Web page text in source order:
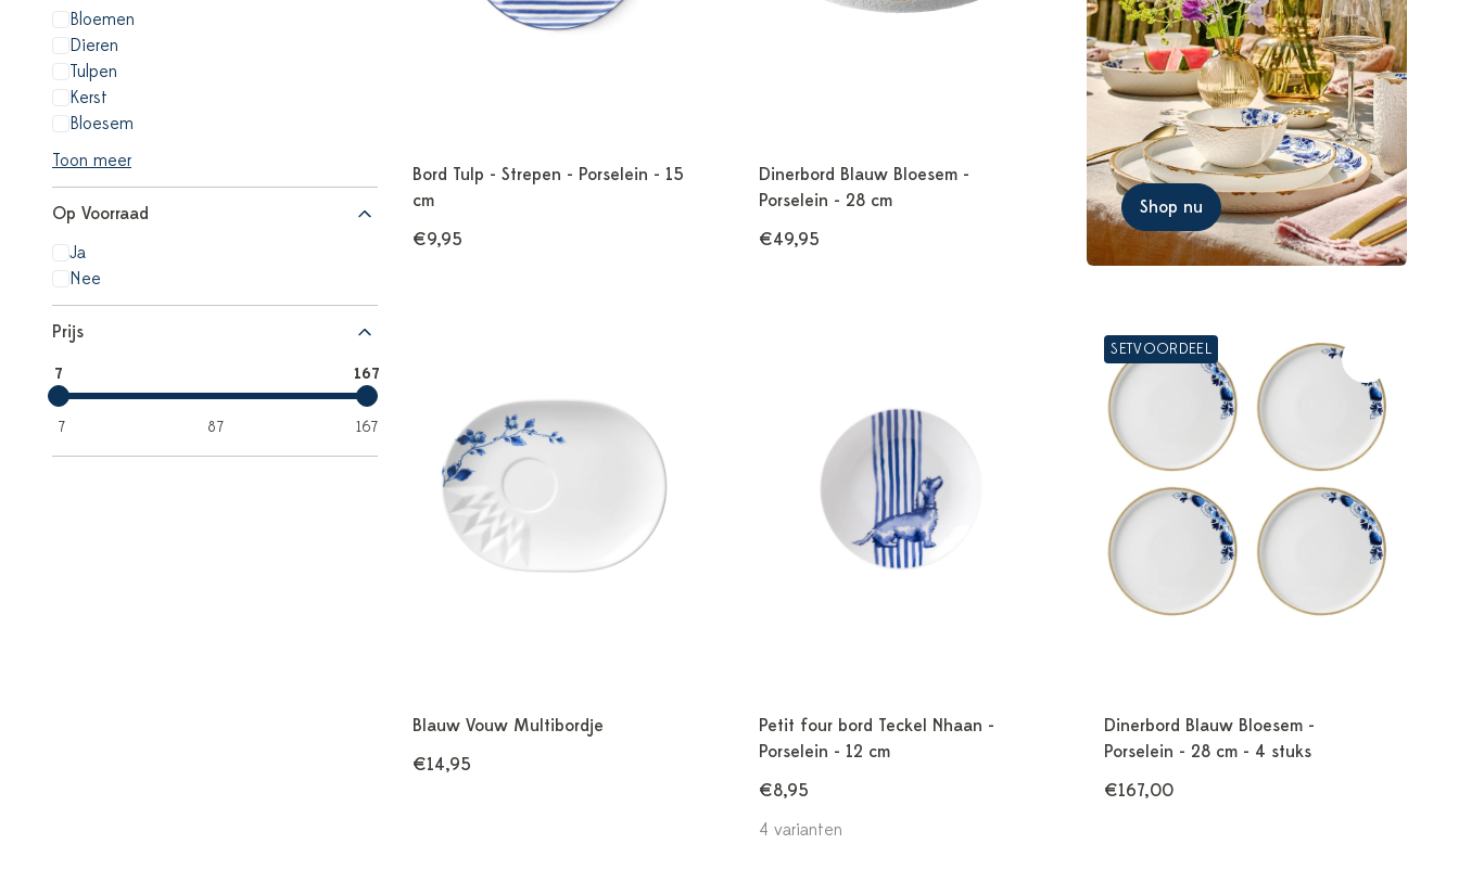
Prijs
7 167
7 87 167
Bloemen
Dieren
Tulpen
Kerst
Bloesem
Toon meer
Op Voorraad
Ja
Nee
Bord Tulp - Strepen - Porselein - 15
cm
€9,95
Dinerbord Blauw Bloesem -
Porselein - 28 cm
€49,95
Shop nu
Blauw Vouw Multibordje
€14,95
Petit four bord Teckel Nhaan -
Porselein - 12 cm
€8,95
4 varianten
SETVOORDEEL
Dinerbord Blauw Bloesem -
Porselein - 28 cm - 4 stuks
€167,00